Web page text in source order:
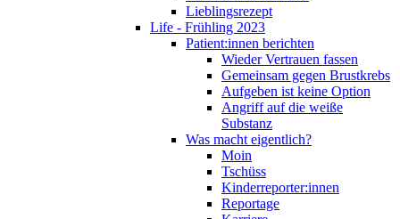
Lieblingsrezept
Life - Frühling 2023
Patient:innen berichten
Wieder Vertrauen fassen
Gemeinsam gegen Brustkrebs
Aufgeben ist keine Option
Angriff auf die weiße
Substanz
Was macht eigentlich?
Moin
Tschüss
Kinderreporter:innen
Reportage